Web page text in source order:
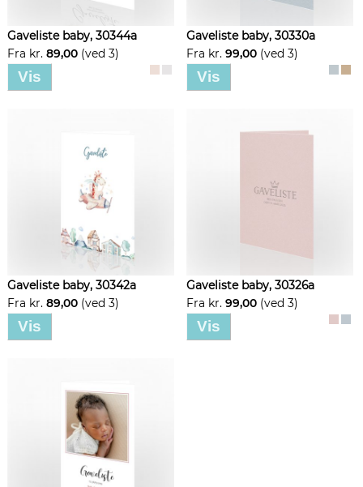
Gaveliste baby, 30344a
Fra kr. 89,00 (ved 3)
Vis
Gaveliste baby, 30330a
Fra kr. 99,00 (ved 3)
Vis
Gaveliste baby, 30342a
Fra kr. 89,00 (ved 3)
Vis
Gaveliste baby, 30326a
Fra kr. 99,00 (ved 3)
Vis